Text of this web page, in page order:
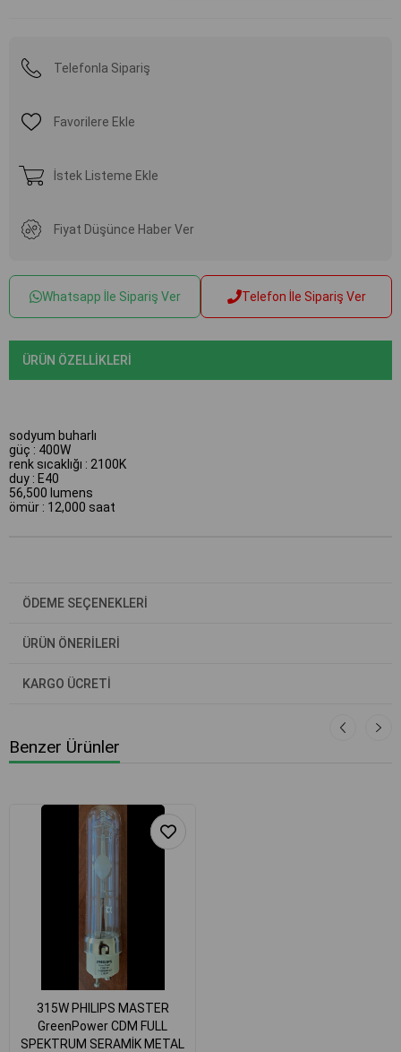
Telefonla Sipariş
Favorilere Ekle
İstek Listeme Ekle
Fiyat Düşünce Haber Ver
Whatsapp İle Sipariş Ver Telefon İle Sipariş Ver
ÜRÜN ÖZELLIKLERI
sodyum buharlı
güç : 400W
renk sıcaklığı : 2100K
duy : E40
56,500 lumens
ömür : 12,000 saat
ÖDEME SEÇENEKLERI
ÜRÜN ÖNERILERI
KARGO ÜCRETİ
Benzer Ürünler
315W PHILIPS MASTER
GreenPower CDM FULL
SPEKTRUM SERAMİK METAL